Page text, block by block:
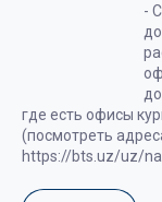
-
где есть офисы
(посмотреть
https://bts.uz/uz/